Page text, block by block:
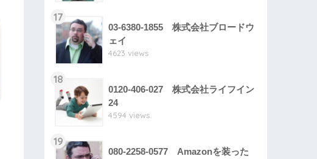
17
03-6380-1855 株式会社ブロードウ
ェイ
4623 views
18
0120-406-027 株式会社ライフイン
24
4594 views
19
080-2258-0577 Amazonを装った